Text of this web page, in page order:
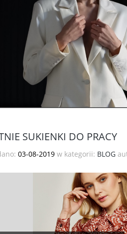
SUKIENKI DO PRACY
03-08-2019 w kategorii: BLOG